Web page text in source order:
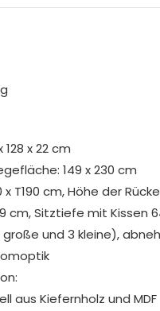
x 22 cm
149 x 230 cm
x T190 cm, Höhe der
cm, Sitztiefe mit Kissen
große und 3 kleine),
aus Kiefernholz und MDF